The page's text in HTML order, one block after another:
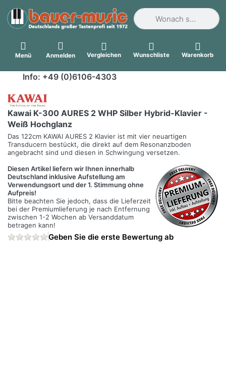
Geben Sie einen
Menü Anmelden Vergleichen Wunschliste Warenkorb
Info: +49 (0)6106-4303
Kawai K-300 AURES 2 WHP Silber Hybrid-Klavier -
Weiß Hochglanz
Das 122cm KAWAI AURES 2 Klavier ist mit vier neuartigen
Transducern bestückt, die direkt auf dem Resonanzboden
angebracht sind und diesen in Schwingung versetzen.
Diesen Artikel liefern wir Ihnen innerhalb
Deutschland inklusive Aufstellung am
Verwendungsort und der 1. Stimmung ohne
Aufpreis!
Bitte beachten Sie jedoch, dass die Lieferzeit
bei der Premiumlieferung je nach Entfernung
zwischen 1-2 Wochen ab Versanddatum
betragen kann!
Geben Sie die erste Bewertung ab